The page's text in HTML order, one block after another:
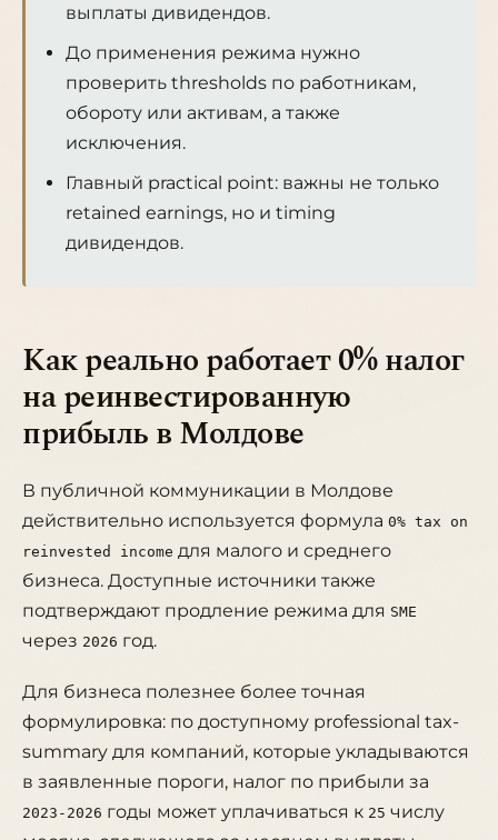
выплаты дивидендов.
До применения режима нужно
проверить thresholds по работникам,
обороту или активам, а также
исключения.
Главный practical point: важны не только
retained earnings, но и timing
дивидендов.
Как реально работает 0% налог
на реинвестированную
прибыль в Молдове
В публичной коммуникации в Молдове
действительно используется формула 0% tax on
reinvested income для малого и среднего
бизнеса. Доступные источники также
подтверждают продление режима для SME
через 2026 год.
Для бизнеса полезнее более точная
формулировка: по доступному professional tax-
summary для компаний, которые укладываются
в заявленные пороги, налог по прибыли за
2023-2026 годы может уплачиваться к 25 числу